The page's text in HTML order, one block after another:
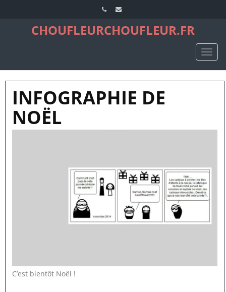
CHOUFLEURCHOUFLEUR.FR
INFOGRAPHIE DE
NOËL
C’est bientôt Noël !